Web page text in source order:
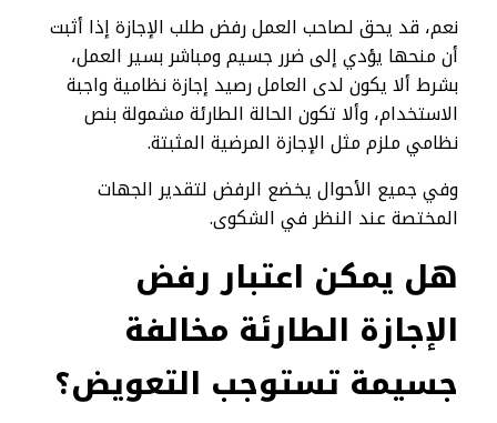
نعم، قد يحق لصاحب العمل رفض طلب الإجازة إذا أثبت
أن منحها يؤدي إلى ضرر جسيم ومباشر بسير العمل،
بشرط ألا يكون لدى العامل رصيد إجازة نظامية واجبة
الاستخدام، وألا تكون الحالة الطارئة مشمولة بنص
نظامي ملزم مثل الإجازة المرضية المثبتة.
وفي جميع الأحوال يخضع الرفض لتقدير الجهات
المختصة عند النظر في الشكوى.
هل يمكن اعتبار رفض
الإجازة الطارئة مخالفة
جسيمة تستوجب التعويض؟